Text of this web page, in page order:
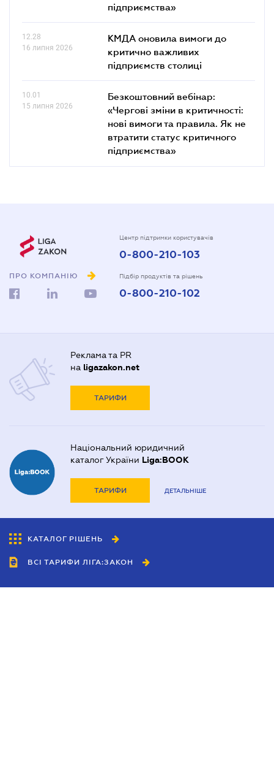
підприємства»
12.28
16 липня 2026
КМДА оновила вимоги до
критично важливих
підприємств столиці
10.01
15 липня 2026
Безкоштовний вебінар:
«Чергові зміни в критичності:
нові вимоги та правила. Як не
втратити статус критичного
підприємства»
ПРО КОМПАНІЮ
Центр підтримки користувачів
0-800-210-103
Підбір продуктів та рішень
0-800-210-102
Реклама та PR
на ligazakon.net
ТАРИФИ
Національний юридичний
каталог України Liga:BOOK
ТАРИФИ ДЕТАЛЬНІШЕ
КАТАЛОГ РІШЕНЬ
ВСІ ТАРИФИ ЛІГА:ЗАКОН